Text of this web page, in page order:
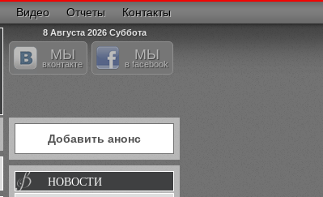
Видео Отчеты Контакты
8 Августа 2026 Суббота
МЫ
вконтакте
МЫ
в facebook
Добавить анонс
НОВОСТИ